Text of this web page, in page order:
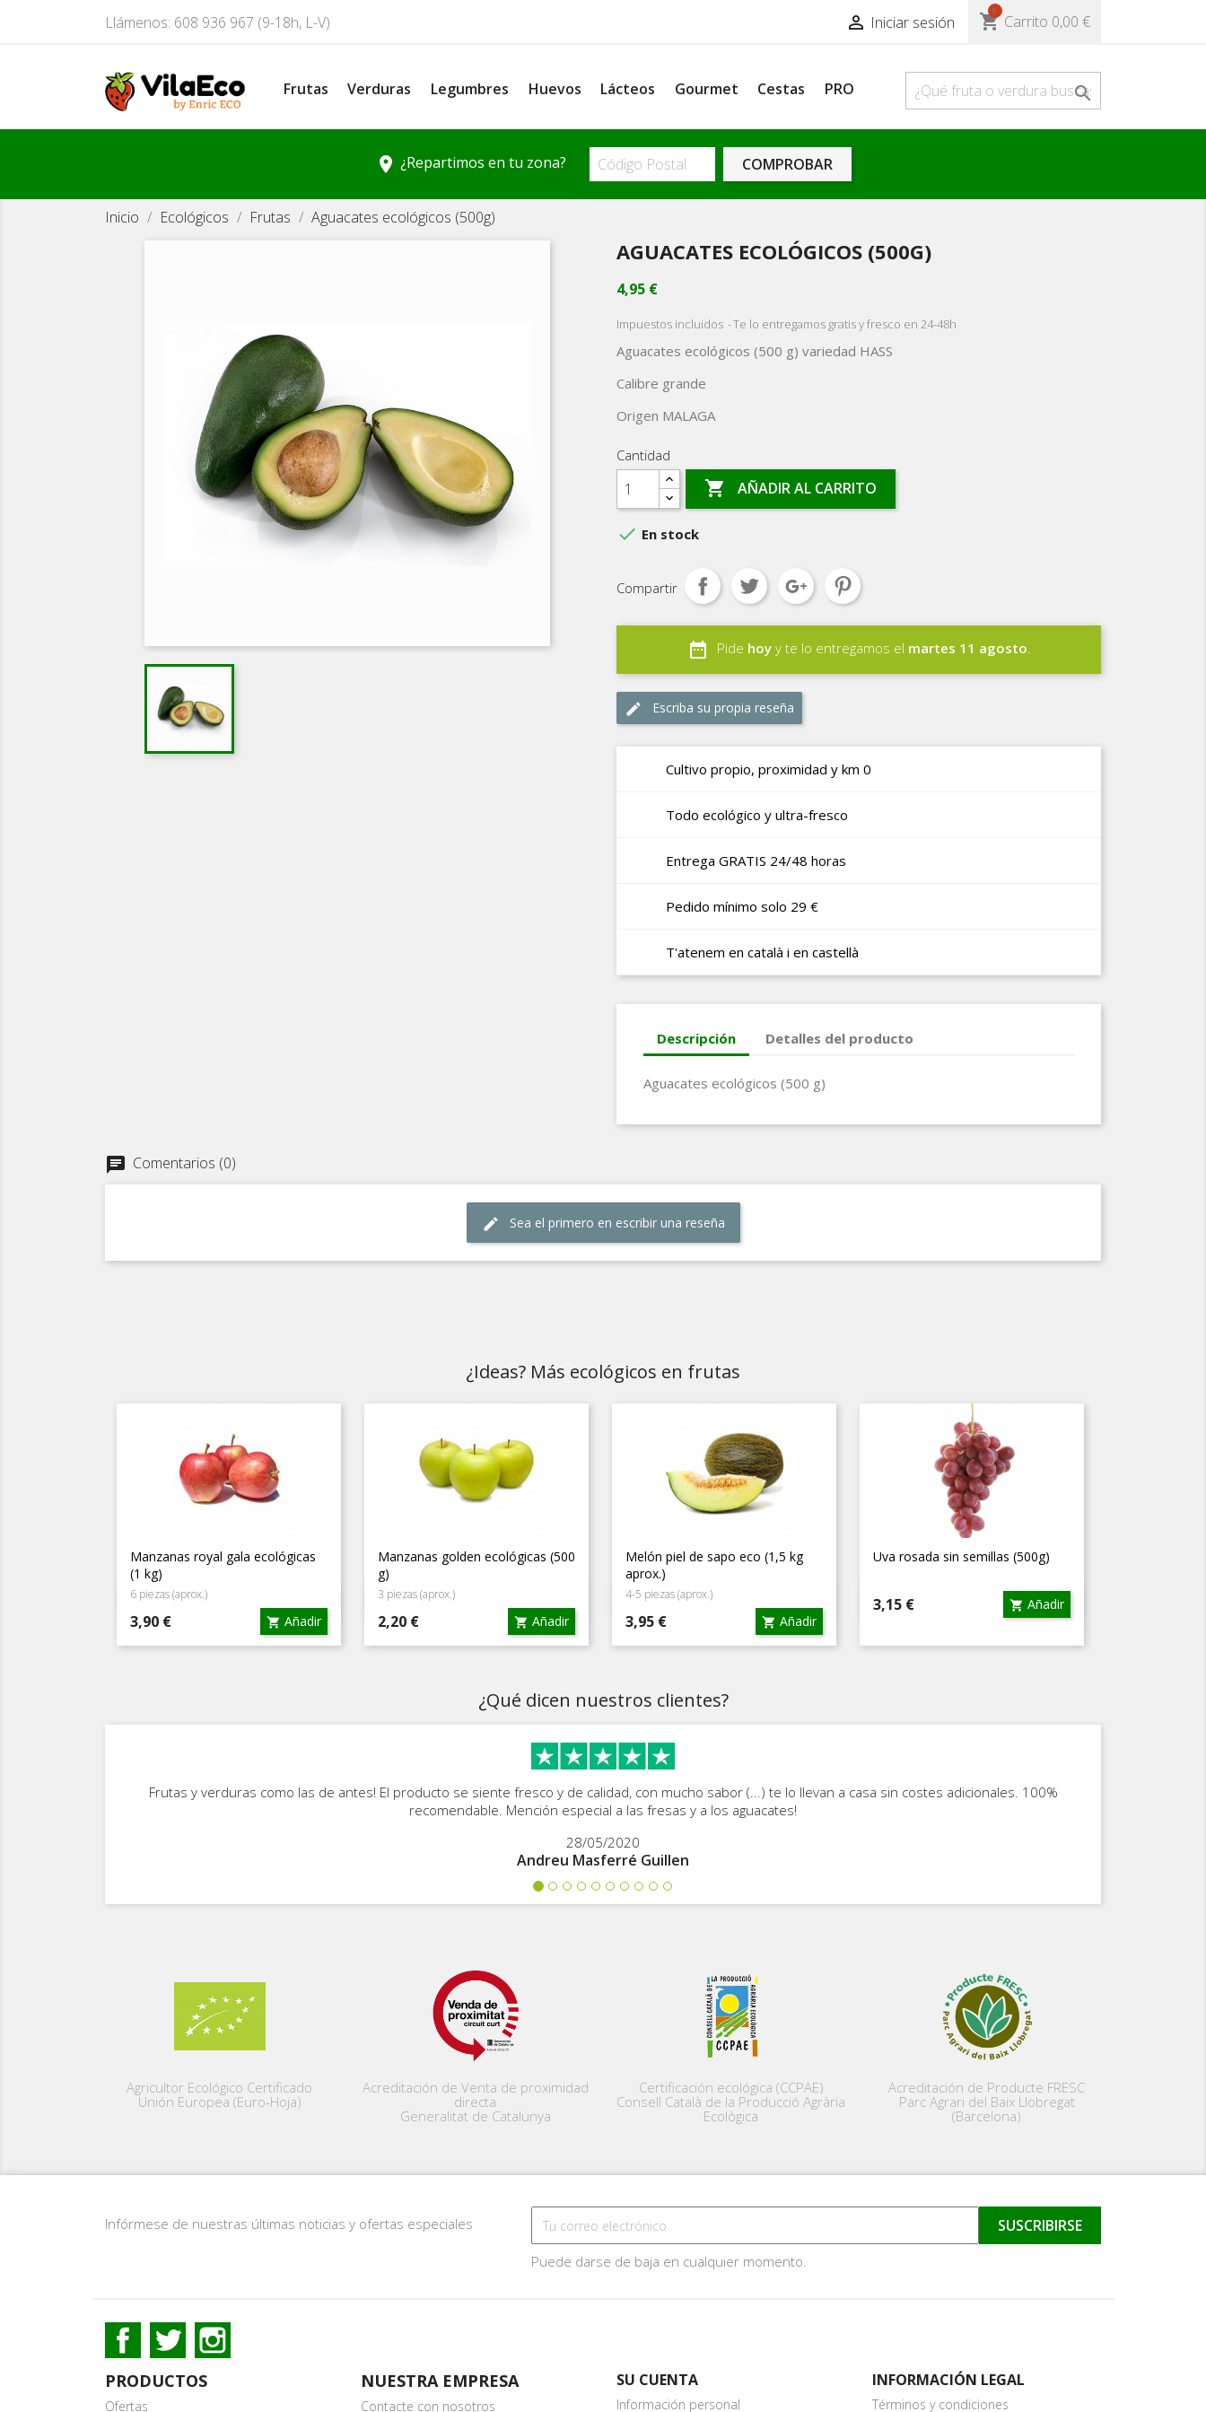
Llámenos: 608 936 967 (9-18h, L-V)  Iniciar sesión shopping_cart Carrito
0
0,00 €
Frutas Verduras Legumbres Huevos Lácteos Gourmet Cestas PRO 
location_on ¿Repartimos en tu zona? COMPROBAR
Inicio Ecológicos Frutas Aguacates ecológicos (500g)
AGUACATES ECOLÓGICOS (500G)
4,95 €
Impuestos incluidos Te lo entregamos gratis y fresco en 24-48h
Aguacates ecológicos (500 g) variedad HASS
Calibre grande
Origen MALAGA
Cantidad
 AÑADIR AL CARRITO
 En stock
Compartir
date_range Pide hoyy te lo entregamos el martes 11 agosto.
edit Escriba su propia reseña
Cultivo propio, proximidad y km 0
Todo ecológico y ultra-fresco
Entrega GRATIS 24/48 horas
Pedido mínimo solo 29 €
T'atenem en català i en castellà
Descripción Detalles del producto
Aguacates ecológicos (500 g)
chat Comentarios (0)
edit Sea el primero en escribir una reseña
¿Ideas? Más ecológicos en frutas
Manzanas royal gala ecológicas
(1 kg)
6 piezas (aprox.)
Precio
3,90 €  Añadir
Vista rápida
Manzanas golden ecológicas (500
g)
3 piezas (aprox.)
Precio
2,20 €  Añadir
Vista rápida
Melón piel de sapo eco (1,5 kg
aprox.)
4-5 piezas (aprox.)
Precio
3,95 €  Añadir
Vista rápida
Uva rosada sin semillas (500g)
Precio
3,15 €  Añadir
Vista rápida
¿Qué dicen nuestros clientes?
Frutas y verduras como las de antes! El producto se siente fresco y de calidad, con mucho sabor (...) te lo llevan a casa sin costes adicionales. 100%
recomendable. Mención especial a las fresas y a los aguacates!
28/05/2020
Andreu Masferré Guillen
Agricultor Ecológico Certificado
Unión Europea (Euro-Hoja)
Acreditación de Venta de proximidad
directa
Generalitat de Catalunya
Certificación ecológica (CCPAE)
Consell Català de la Producció Agrària
Ecològica
Acreditación de Producte FRESC
Parc Agrari del Baix Llobregat
(Barcelona)
Infórmese de nuestras últimas noticias y ofertas especiales
Puede darse de baja en cualquier momento.
Facebook Twitter
PRODUCTOS
Ofertas
NUESTRA EMPRESA
Contacte con nosotros
SU CUENTA
Información personal
INFORMACIÓN LEGAL
Términos y condiciones